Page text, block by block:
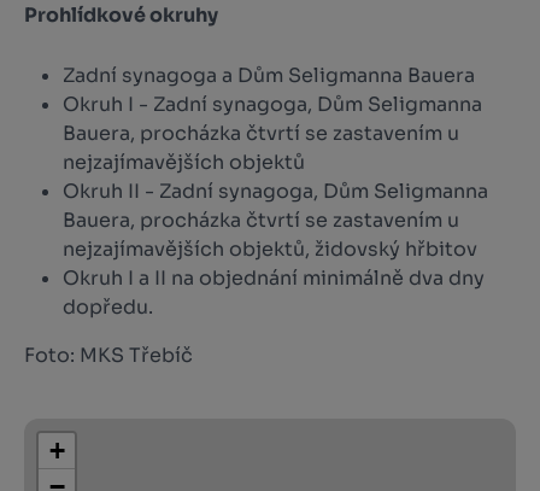
Prohlídkové okruhy
Zadní synagoga a Dům Seligmanna Bauera
Okruh I - Zadní synagoga, Dům Seligmanna
Bauera, procházka čtvrtí se zastavením u
nejzajímavějších objektů
Okruh II - Zadní synagoga, Dům Seligmanna
Bauera, procházka čtvrtí se zastavením u
nejzajímavějších objektů, židovský hřbitov
Okruh I a II na objednání minimálně dva dny
dopředu.
Foto: MKS Třebíč
+